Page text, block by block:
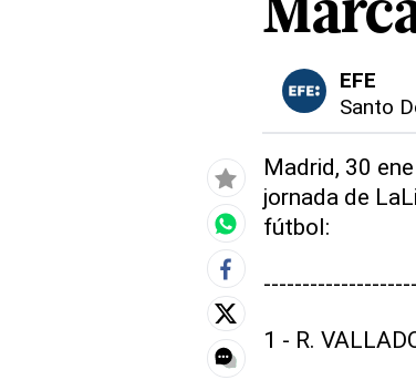
EFE
Santo
Madrid, 30
jornada de
fútbol:
1 - R.